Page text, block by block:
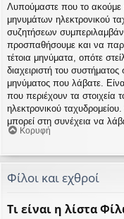
Λυπούμαστε που το ακούμε
μηνυμάτων ηλεκτρονικού
συζητήσεων
προσπαθήσουμε και να
τέτοια μηνύματα, οπότε
διαχειριστή του
μηνύματος που λάβατε.
που περιέχουν τα στοιχεία
ηλεκτρονικού
μπορεί στη συνέχεια να
Κορυφή
Φίλοι και εχθροί
Τι είναι η λίστα